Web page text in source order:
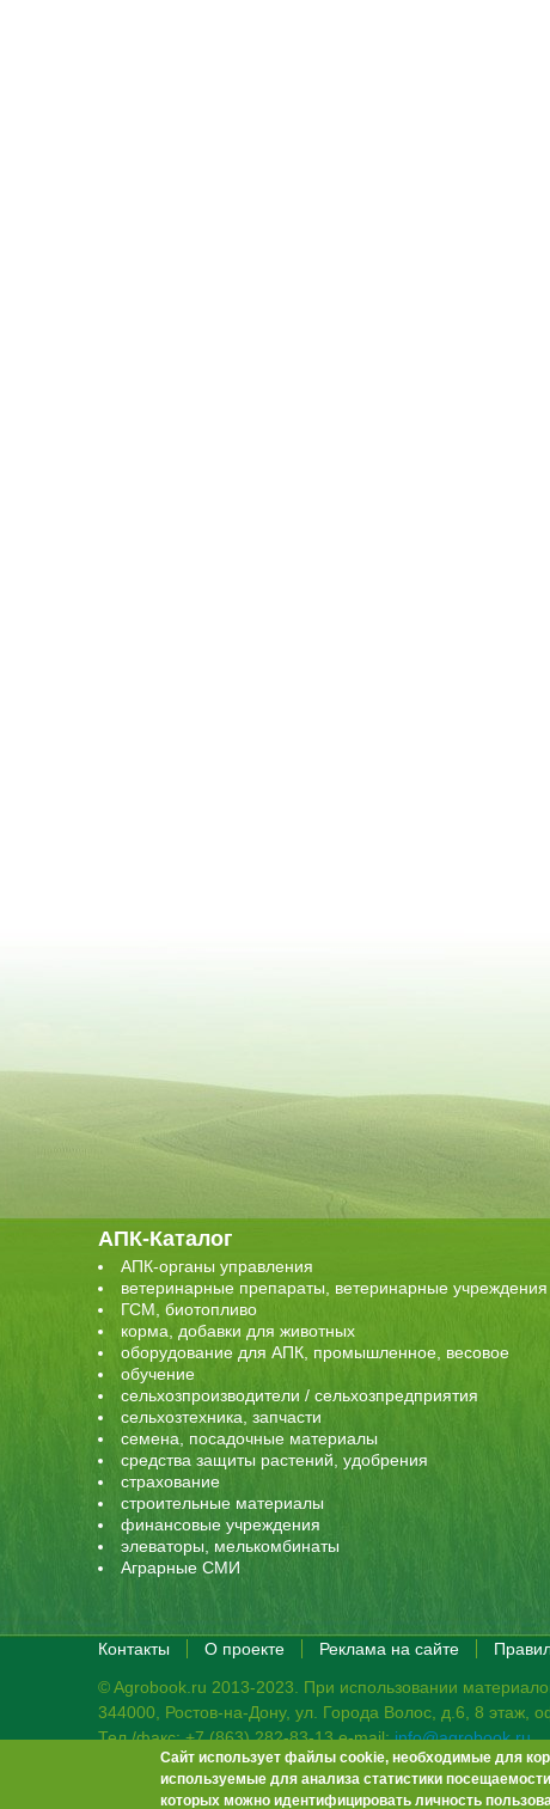
АПК-Каталог
АПК-органы управления
ветеринарные препараты, ветеринарные учреждения
ГСМ, биотопливо
корма, добавки для животных
оборудование для АПК, промышленное, весовое
обучение
сельхозпроизводители / сельхозпредприятия
сельхозтехника, запчасти
семена, посадочные материалы
средства защиты растений, удобрения
страхование
строительные материалы
финансовые учреждения
элеваторы, мелькомбинаты
Аграрные СМИ
Контакты О проекте Реклама на сайте
© Agrobook.ru 2013-2023. При использовании
344000, Ростов-на-Дону, ул. Города Волос, д.6, 8 этаж,
Тел./факс: +7 (863) 282-83-13 e-mail:info@agrobook.ru
Возрастная категория сайта: 16+. Объявления на
Гала Алиевна Каймакчи – редактор, тел.: (863) 282-83-
Сайт использует файлы cookie, необходимые для
используемые для анализа статистики
которых можно идентифицировать личность